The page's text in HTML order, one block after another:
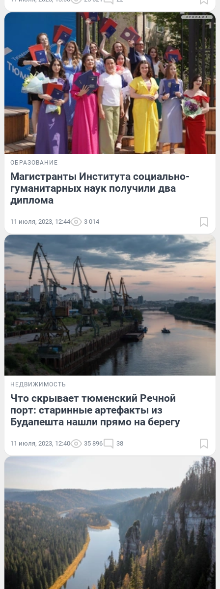
ОБРАЗОВАНИЕ
Магистранты Института социально-
гуманитарных наук получили два
диплома
11 июля, 2023, 12:44 3 014
НЕДВИЖИМОСТЬ
Что скрывает тюменский Речной
порт: старинные артефакты из
Будапешта нашли прямо на берегу
11 июля, 2023, 12:40 35 896 38